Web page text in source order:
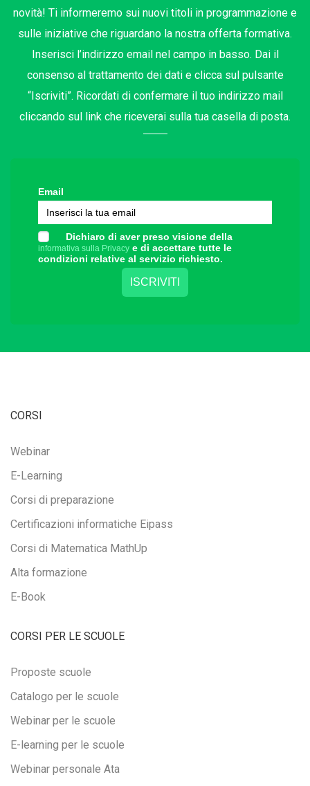
novità! Ti informeremo sui nuovi titoli in programmazione e
sulle iniziative che riguardano la nostra offerta formativa.
Inserisci l’indirizzo email nel campo in basso. Dai il
consenso al trattamento dei dati e clicca sul pulsante
“Iscriviti”. Ricordati di confermare il tuo indirizzo mail
cliccando sul link che riceverai sulla tua casella di posta.
Email
Dichiaro di aver preso visione della
informativa sulla Privacy e di accettare tutte le
condizioni relative al servizio richiesto.
CORSI
Webinar
E-Learning
Corsi di preparazione
Certificazioni informatiche Eipass
Corsi di Matematica MathUp
Alta formazione
E-Book
CORSI PER LE SCUOLE
Proposte scuole
Catalogo per le scuole
Webinar per le scuole
E-learning per le scuole
Webinar personale Ata